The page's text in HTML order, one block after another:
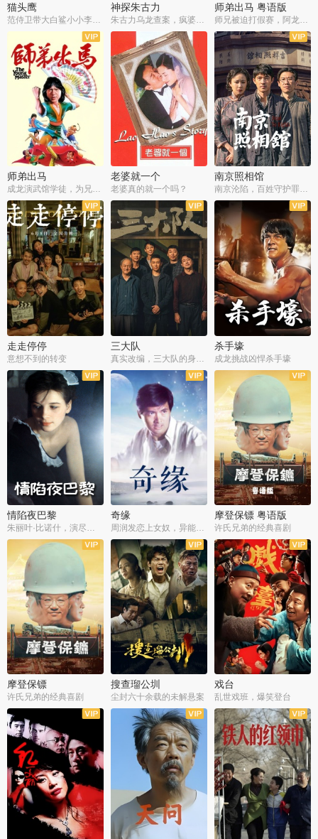
猫头鹰
范侍卫带大白鲨小小李破案寻妃
神探朱古力
朱古力乌龙查案，疯婆子神助攻
师弟出马 粤语版
师兄被迫打假赛，阿龙追查斗黑帮
师弟出马
成龙演武馆学徒，为兄搏命战黑道
老婆就一个
老婆真的就一个吗？
南京照相馆
南京沦陷，百姓守护罪证底片
走走停停
意想不到的转变
三大队 杀手壕
成龙挑战凶悍杀手壕
情陷夜巴黎
朱丽叶·比诺什，演尽失爱之痛
奇缘
周润发恋上女奴，异能护体战邪派
摩登保镖 粤语版
许氏兄弟的经典喜剧
摩登保镖
许氏兄弟的经典喜剧
搜查瑠公圳
尘封六十余载的未解悬案
戏台
乱世戏班，爆笑登台